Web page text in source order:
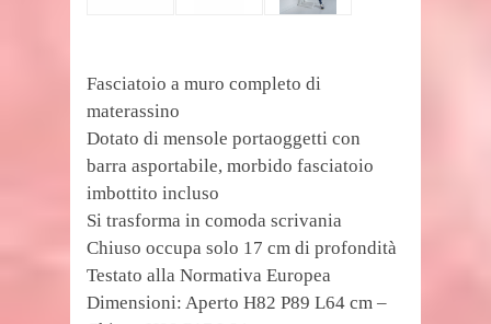
Fasciatoio a muro completo di
materassino
Dotato di mensole portaoggetti con
barra asportabile, morbido fasciatoio
imbottito incluso
Si trasforma in comoda scrivania
Chiuso occupa solo 17 cm di profondità
Testato alla Normativa Europea
Dimensioni: Aperto H82 P89 L64 cm –